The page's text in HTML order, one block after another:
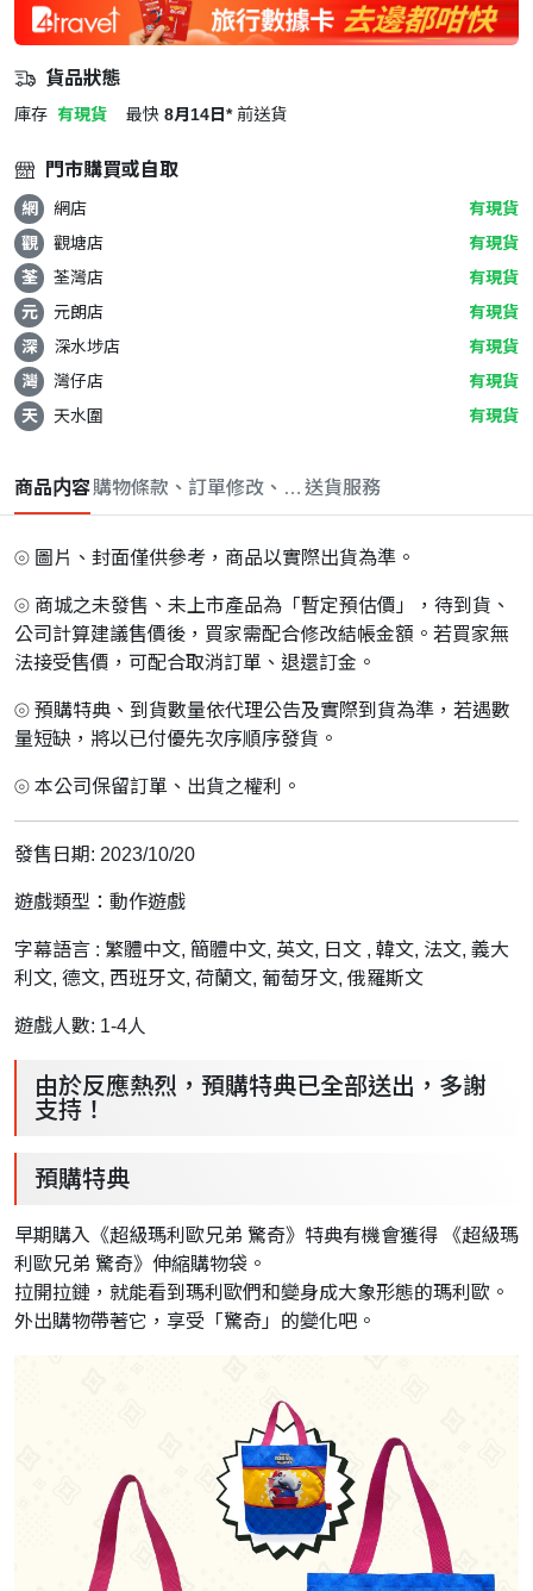
貨品狀態
庫存 有現貨 最快 8月14日* 前送貨
門市購買或自取
網 網店
有現貨
觀
觀塘店
有現貨
荃
荃灣店
有現貨
元
元朗店
有現貨
深
深水埗店
有現貨
灣
灣仔店
有現貨
天
天水圍 有現貨
商品内容購物條款、訂單修改、取消與退款政策
送貨服務
⦾ 圖片、封面僅供參考，商品以實際出貨為準。
⦾ 商城之未發售、未上市產品為「暫定預估價」，待到貨、
公司計算建議售價後，買家需配合修改結帳金額。若買家無
法接受售價，可配合取消訂單、退還訂金。
⦾ 預購特典、到貨數量依代理公告及實際到貨為準，若遇數
量短缺，將以已付優先次序順序發貨。
⦾ 本公司保留訂單、出貨之權利。
發售日期: 2023/10/20
遊戲類型：動作遊戲
字幕語言 : 繁體中文, 簡體中文, 英文, 日文 , 韓文, 法文, 義大
利文, 德文, 西班牙文, 荷蘭文, 葡萄牙文, 俄羅斯文
遊戲人數: 1-4人
由於反應熱烈，預購特典已全部送出，多謝
支持！
預購特典
早期購入《超級瑪利歐兄弟 驚奇》特典有機會獲得 《超級瑪
利歐兄弟 驚奇》伸縮購物袋。
拉開拉鏈，就能看到瑪利歐們和變身成大象形態的瑪利歐。
外出購物帶著它，享受「驚奇」的變化吧。